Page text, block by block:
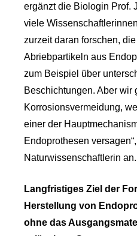
ergänzt die Biologin Prof.
viele
zurzeit daran forschen,
Abriebpartikeln aus
zum Beispiel über
Beschichtungen. Aber wir
Korrosionsvermeidung,
einer der
Endoprothesen
Naturwissenschaftlerin an.
Langfristiges Ziel der
Herstellung von
ohne das